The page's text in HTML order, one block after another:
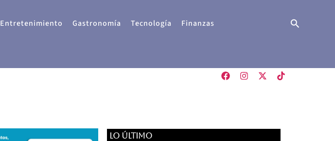
Entretenimiento Gastronomía Tecnología Finanzas Buscar
LO ÚLTIMO